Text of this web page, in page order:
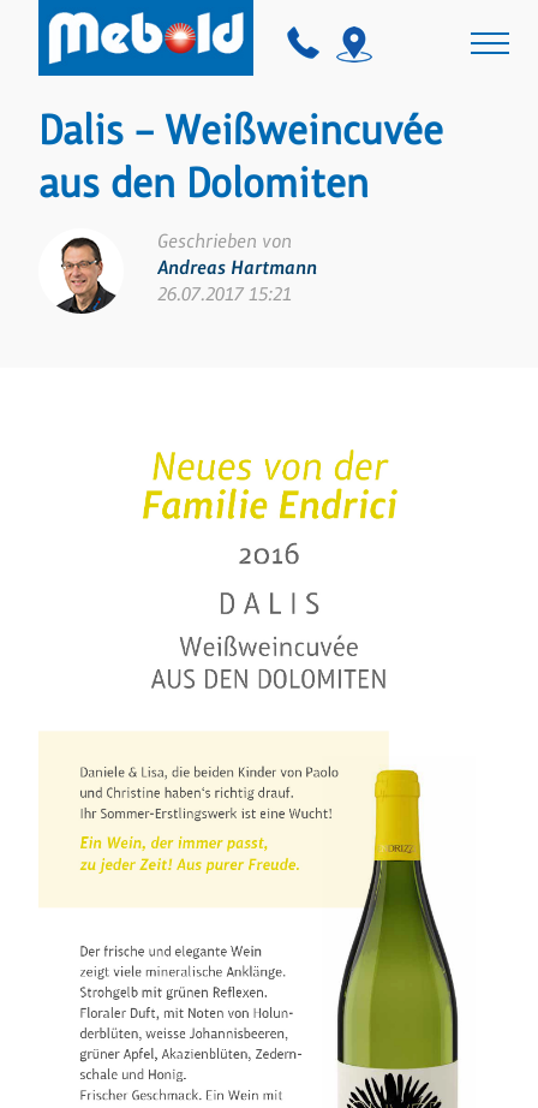
Dalis – Weißweincuvée
aus den Dolomiten
Geschrieben von
Andreas Hartmann
26.07.2017 15:21